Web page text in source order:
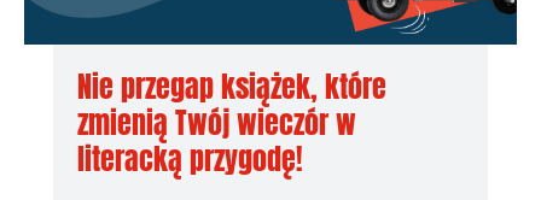
Nie przegap książek, które
zmienią Twój wieczór w
literacką przygodę!